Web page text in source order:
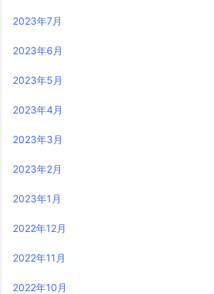
2023年7月
2023年6月
2023年5月
2023年4月
2023年3月
2023年2月
2023年1月
2022年12月
2022年11月
2022年10月